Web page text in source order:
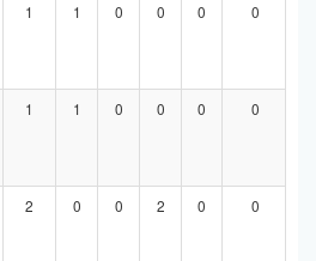
1 1 0 0 0 0
1 1 0 0 0 0
2 0 0 2 0 0